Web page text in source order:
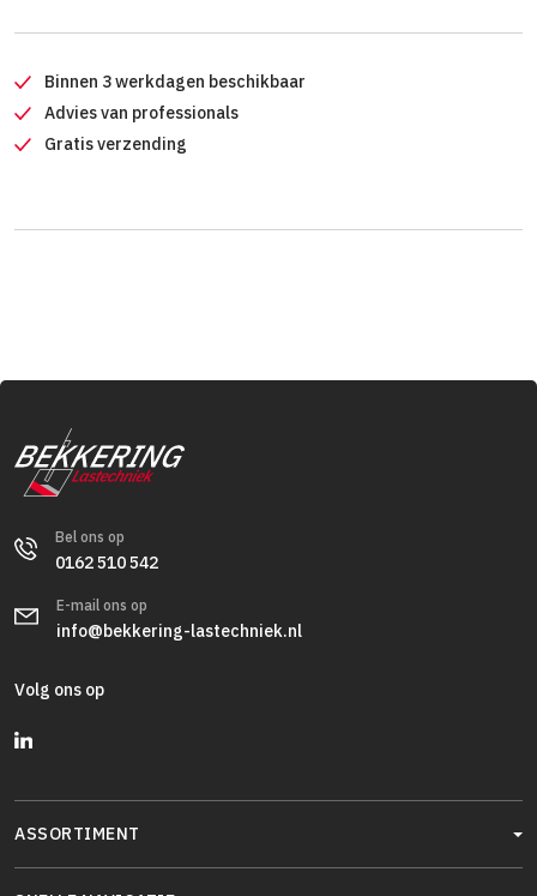
Binnen 3 werkdagen beschikbaar
Advies van professionals
Gratis verzending
Bel ons op
0162 510 542
E-mail ons op
info@bekkering-lastechniek.nl
Volg ons op
ASSORTIMENT